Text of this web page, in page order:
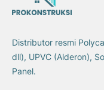
Distributor resmi
dll), UPVC (Alderon),
Panel.